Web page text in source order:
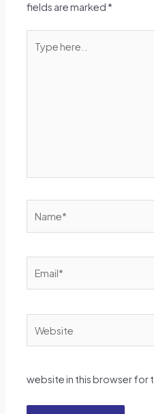
fields are marked*
here..
website in this browser for